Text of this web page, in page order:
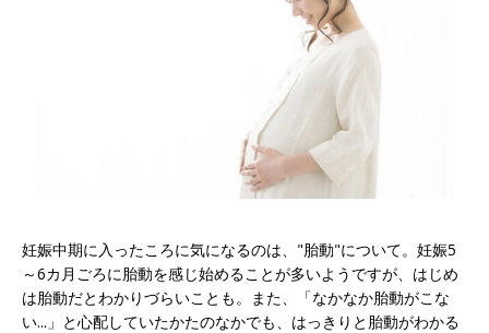
妊娠中期に入ったころに気になるのは、"胎動"について。妊娠5
～6カ月ごろに胎動を感じ始めることが多いようですが、はじめ
は胎動だとわかりづらいことも。また、「なかなか胎動がこな
い...」と心配していたかたのなかでも、はっきりと胎動がわかる